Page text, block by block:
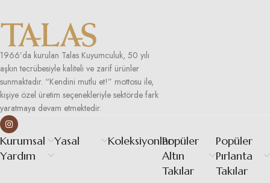
1966’da kurulan Talas Kuyumculuk, 50 yılı
aşkın tecrübesiyle kaliteli ve zarif ürünler
sunmaktadır. “Kendini mutlu et!” mottosu ile,
kişiye özel üretim seçenekleriyle sektörde fark
yaratmaya devam etmektedir.
Kurumsal
Yardım
Yasal KoleksiyonlarPopüler
Altın
Takılar
Popüler
Pırlanta
Takılar